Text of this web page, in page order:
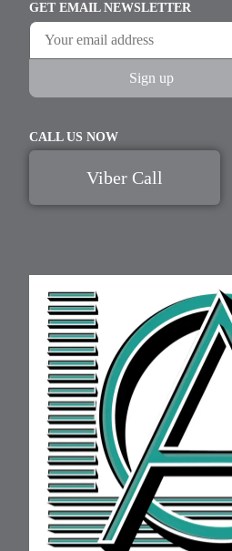
GET EMAIL NEWSLETTER
CALL US NOW
Viber Call